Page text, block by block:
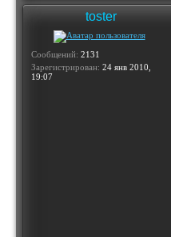
toster
Сообщений: 2131
Зарегистрирован: 24 янв 2010,
19:07